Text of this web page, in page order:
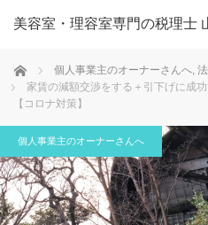
美容室・理容室専門の税理士
ホーム 個人事業主のオーナーさんへ,
家賃の減額交渉をする＋引下げに成
【コロナ対策】
個人事業主のオーナーさんへ